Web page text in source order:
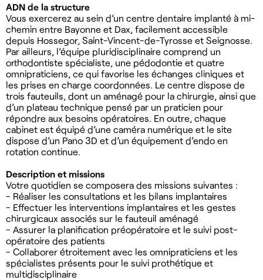
ADN de la structure
Vous exercerez au sein d’un centre dentaire implanté à mi-
chemin entre Bayonne et Dax, facilement accessible
depuis Hossegor, Saint-Vincent-de-Tyrosse et Seignosse.
Par ailleurs, l’équipe pluridisciplinaire comprend un
orthodontiste spécialiste, une pédodontie et quatre
omnipraticiens, ce qui favorise les échanges cliniques et
les prises en charge coordonnées. Le centre dispose de
trois fauteuils, dont un aménagé pour la chirurgie, ainsi que
d’un plateau technique pensé par un praticien pour
répondre aux besoins opératoires. En outre, chaque
cabinet est équipé d’une caméra numérique et le site
dispose d’un Pano 3D et d’un équipement d’endo en
rotation continue.
Description et missions
Votre quotidien se composera des missions suivantes :
- Réaliser les consultations et les bilans implantaires
- Effectuer les interventions implantaires et les gestes
chirurgicaux associés sur le fauteuil aménagé
- Assurer la planification préopératoire et le suivi post-
opératoire des patients
- Collaborer étroitement avec les omnipraticiens et les
spécialistes présents pour le suivi prothétique et
multidisciplinaire